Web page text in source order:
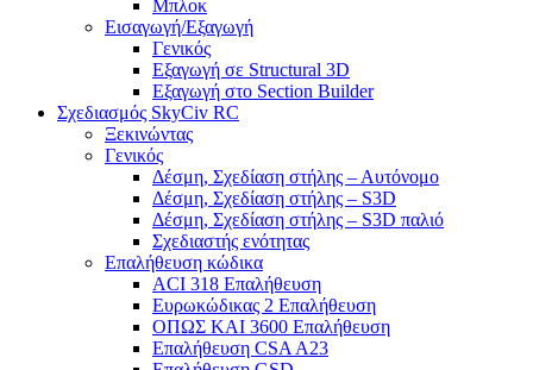
Μπλοκ
Εισαγωγή/Εξαγωγή
Γενικός
Εξαγωγή σε Structural 3D
Εξαγωγή στο Section Builder
Σχεδιασμός SkyCiv RC
Ξεκινώντας
Γενικός
Δέσμη, Σχεδίαση στήλης – Αυτόνομο
Δέσμη, Σχεδίαση στήλης – S3D
Δέσμη, Σχεδίαση στήλης – S3D παλιό
Σχεδιαστής ενότητας
Επαλήθευση κώδικα
ACI 318 Επαλήθευση
Ευρωκώδικας 2 Επαλήθευση
ΟΠΩΣ ΚΑΙ 3600 Επαλήθευση
Επαλήθευση CSA A23